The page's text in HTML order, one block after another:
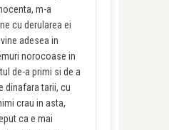
m-a
cu derularea ei
adesea in
norocoase in
de-a primi si de a
dinafara tarii, cu
crau in asta,
ca e mai